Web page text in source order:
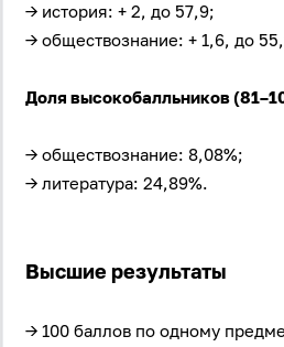
→ история: + 2, до 57,9;
→ обществознание: + 1,6, до
Доля высокобалльников
→ обществознание: 8,08%;
→ литература: 24,89%.
Высшие результаты
→ 100 баллов по одному